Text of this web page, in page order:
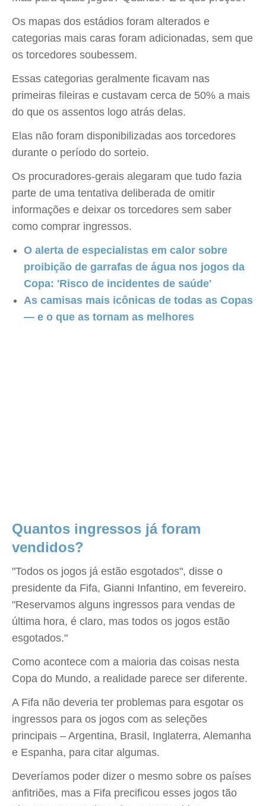
Os mapas dos estádios foram alterados e
categorias mais caras foram adicionadas, sem que
os torcedores soubessem.
Essas categorias geralmente ficavam nas
primeiras fileiras e custavam cerca de 50% a mais
do que os assentos logo atrás delas.
Elas não foram disponibilizadas aos torcedores
durante o período do sorteio.
Os procuradores-gerais alegaram que tudo fazia
parte de uma tentativa deliberada de omitir
informações e deixar os torcedores sem saber
como comprar ingressos.
O alerta de especialistas em calor sobre
proibição de garrafas de água nos jogos da
Copa: 'Risco de incidentes de saúde'
As camisas mais icônicas de todas as Copas
— e o que as tornam as melhores
Quantos ingressos já foram
vendidos?
"Todos os jogos já estão esgotados", disse o
presidente da Fifa, Gianni Infantino, em fevereiro.
"Reservamos alguns ingressos para vendas de
última hora, é claro, mas todos os jogos estão
esgotados."
Como acontece com a maioria das coisas nesta
Copa do Mundo, a realidade parece ser diferente.
A Fifa não deveria ter problemas para esgotar os
ingressos para os jogos com as seleções
principais – Argentina, Brasil, Inglaterra, Alemanha
e Espanha, para citar algumas.
Deveríamos poder dizer o mesmo sobre os países
anfitriões, mas a Fifa precificou esses jogos tão